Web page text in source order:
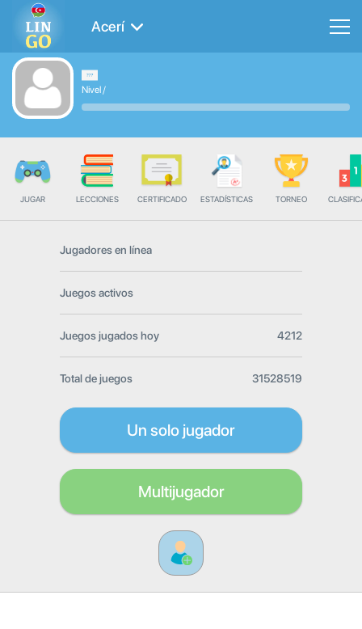
Acerí
Nivel/
JUGAR LECCIONES CERTIFICADO ESTADÍSTICAS TORNEO
Jugadores en línea
Juegos activos
Juegos jugados hoy 4212
Total de juegos 31528519
Un solo jugador
Multijugador